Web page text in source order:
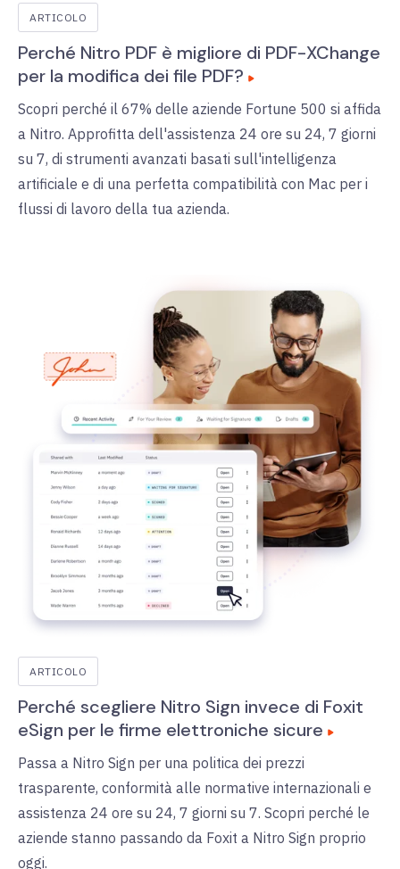
ARTICOLO
Perché Nitro PDF è migliore di PDF-XChange
per la modifica dei file PDF?
Scopri perché il 67% delle aziende Fortune 500 si affida
a Nitro. Approfitta dell'assistenza 24 ore su 24, 7 giorni
su 7, di strumenti avanzati basati sull'intelligenza
artificiale e di una perfetta compatibilità con Mac per i
flussi di lavoro della tua azienda.
ARTICOLO
Perché scegliere Nitro Sign invece di Foxit
eSign per le firme elettroniche sicure
Passa a Nitro Sign per una politica dei prezzi
trasparente, conformità alle normative internazionali e
assistenza 24 ore su 24, 7 giorni su 7. Scopri perché le
aziende stanno passando da Foxit a Nitro Sign proprio
oggi.